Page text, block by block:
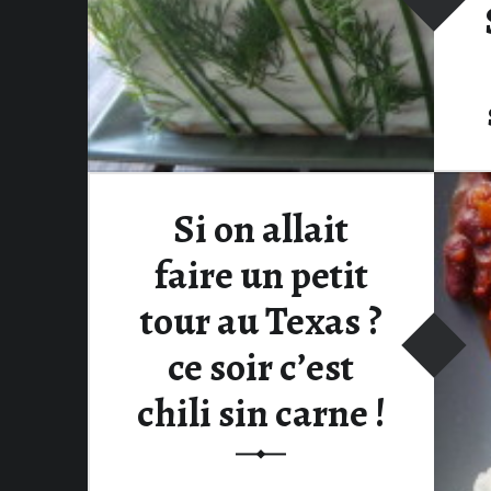
Si on allait
faire un petit
tour au Texas ?
ce soir c’est
chili sin carne !